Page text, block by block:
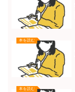
本を読む
本を読む